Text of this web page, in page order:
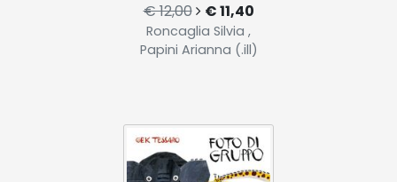
€ 12,00 € 11,40
Roncaglia Silvia ,
Papini Arianna (.ill)